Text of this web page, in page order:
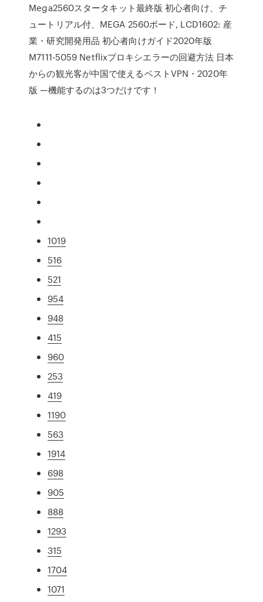
Mega2560スタータキット最終版 初心者向け、チ
ュートリアル付、MEGA 2560ボード, LCD1602: 産
業・研究開発用品 初心者向けガイド2020年版
M7111-5059 Netflixプロキシエラーの回避方法 日本
からの観光客が中国で使えるベストVPN・2020年
版 —機能するのは3つだけです！
1019
516
521
954
948
415
960
253
419
1190
563
1914
698
905
888
1293
315
1704
1071